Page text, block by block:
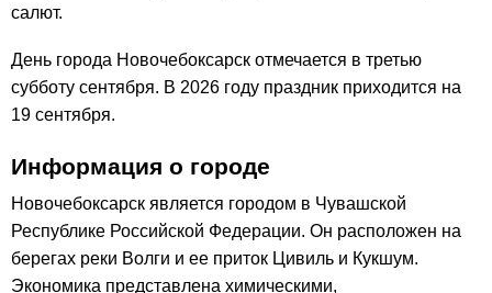
салют.
День города Новочебоксарск отмечается в третью
субботу сентября. В 2026 году праздник приходится на
19 сентября.
Информация о городе
Новочебоксарск является городом в Чувашской
Республике Российской Федерации. Он расположен на
берегах реки Волги и ее приток Цивиль и Кукшум.
Экономика представлена химическими,